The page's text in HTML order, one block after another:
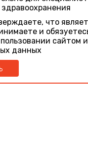
что
и
сайтом и
данных